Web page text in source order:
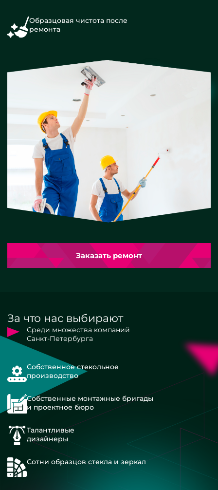
Образцовая чистота после
ремонта
Заказать ремонт
За что нас выбирают
Среди множества компаний
Санкт-Петербурга
Собственное стекольное
производство
Собственные монтажные бригады
и проектное бюро
Талантливые
дизайнеры
Сотни образцов стекла и зеркал